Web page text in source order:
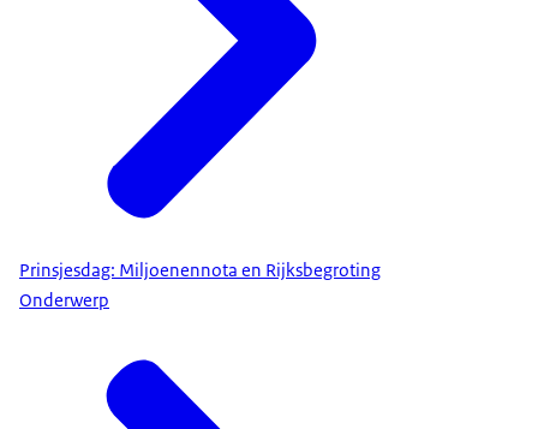
Prinsjesdag: Miljoenennota en Rijksbegroting
Onderwerp